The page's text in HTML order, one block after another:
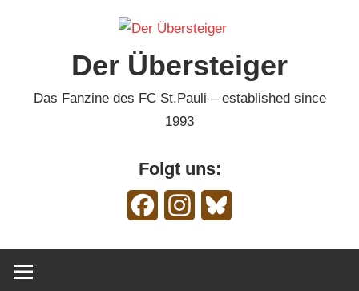
Der Übersteiger
Das Fanzine des FC St.Pauli – established since
1993
Folgt uns:
FacebookInstagram